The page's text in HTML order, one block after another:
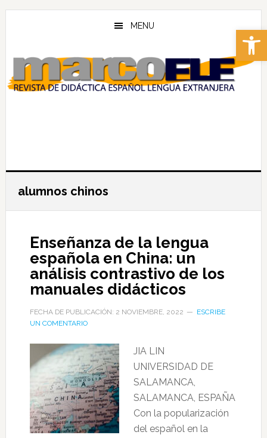
Abrir
Skip
content
Skip
MENU
alumnos chinos
Enseñanza de la lengua
española en China: un
análisis contrastivo de los
manuales didácticos
FECHA DE PUBLICACIÓN: 2 NOVIEMBRE, 2022
ESCRIBE
UN COMENTARIO
JIA LIN
UNIVERSIDAD DE
SALAMANCA,
SALAMANCA, ESPAÑA
Con la popularización
del español en la